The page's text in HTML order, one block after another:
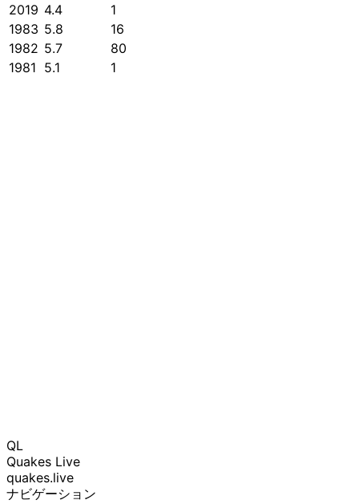
2019 4.4
1
1983 5.8
16
1982 5.7
80
1981 5.1 1
QL
Quakes Live
quakes.live
ナビゲーション